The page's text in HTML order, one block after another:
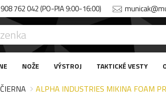
762 042 (PO-PIA 9:00-16:00)
NOŽE VÝSTROJ TAKTICKÉ VESTY
ČIERNA ALPHA INDUSTRIES MIKINA FOAM